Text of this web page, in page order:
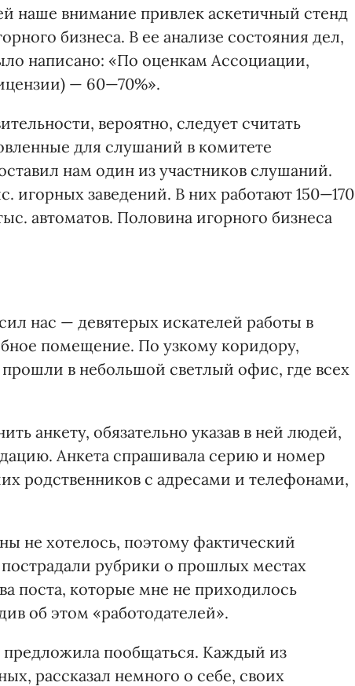
внимание привлек аскетичный стенд
бизнеса. В ее анализе состояния дел,
написано: «По оценкам Ассоциации,
— 60—70%».
вероятно, следует считать
для слушаний в комитете
нам один из участников слушаний.
игорных заведений. В них работают 150—170
автоматов. Половина игорного бизнеса
нас — девятерых искателей работы в
помещение. По узкому коридору,
в небольшой светлый офис, где всех
анкету, обязательно указав в ней людей,
Анкета спрашивала серию и номер
родственников с адресами и телефонами,
не хотелось, поэтому фактический
рубрики о прошлых местах
поста, которые мне не приходилось
об этом «работодателей».
пообщаться. Каждый из
рассказал немного о себе, своих